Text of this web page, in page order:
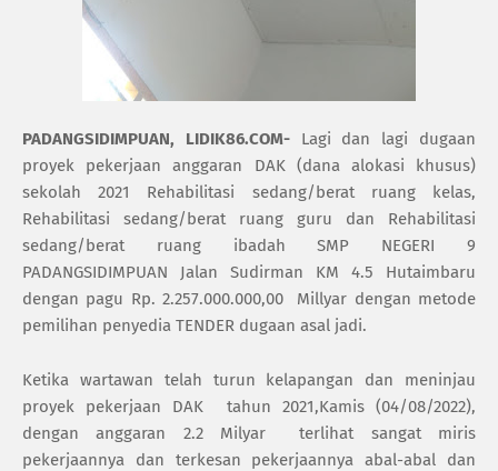
PADANGSIDIMPUAN, LIDIK86.COM-Lagi dan lagi dugaan
proyek pekerjaan anggaran DAK (dana alokasi khusus)
sekolah 2021 Rehabilitasi sedang/berat ruang kelas,
Rehabilitasi sedang/berat ruang guru dan Rehabilitasi
sedang/berat ruang ibadah SMP NEGERI 9
PADANGSIDIMPUAN Jalan Sudirman KM 4.5 Hutaimbaru
dengan pagu Rp. 2.257.000.000,00
Millyar dengan metode
pemilihan penyedia TENDER dugaan asal jadi.
Ketika wartawan telah turun kelapangan dan meninjau
proyek pekerjaan DAK
tahun 2021,Kamis (04/08/2022),
dengan anggaran 2.2 Milyar
terlihat sangat miris
pekerjaannya dan terkesan pekerjaannya abal-abal dan